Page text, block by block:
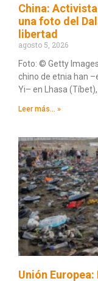
China:
una foto del
libertad
agosto 5, 2026
Foto: © Getty
chino de etnia han
Yi– en Lhasa
Leer más... »
Unión